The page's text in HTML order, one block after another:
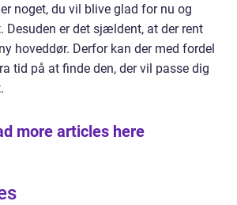
noget, du vil blive glad for nu og
Desuden er det sjældent, at der rent
hoveddør. Derfor kan der med fordel
tid på at finde den, der vil passe dig
more articles here